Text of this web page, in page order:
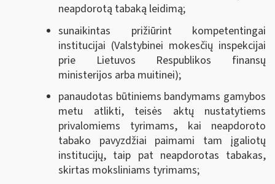
neapdorotą tabaką leidimą;
sunaikintas prižiūrint kompetentingai
institucijai (Valstybinei mokesčių inspekcijai
prie Lietuvos Respublikos finansų
ministerijos arba muitinei);
panaudotas būtiniems bandymams gamybos
metu atlikti, teisės aktų nustatytiems
privalomiems tyrimams, kai neapdoroto
tabako pavyzdžiai paimami tam įgaliotų
institucijų, taip pat neapdorotas tabakas,
skirtas moksliniams tyrimams;